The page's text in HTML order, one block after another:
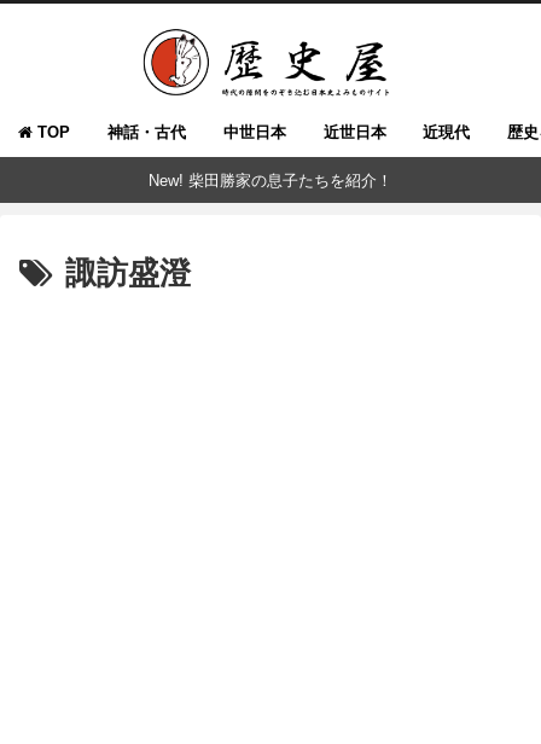
TOP 神話・古代 中世日本 近世日本 近現代 歴
New! 柴田勝家の息子たちを紹介！
諏訪盛澄